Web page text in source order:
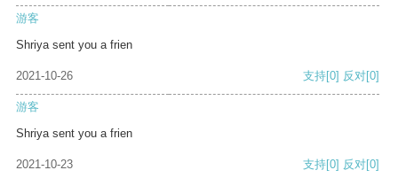
游客
Shriya sent you a frien
2021-10-26 支持[0] 反对[0]
游客
Shriya sent you a frien
2021-10-23 支持[0] 反对[0]